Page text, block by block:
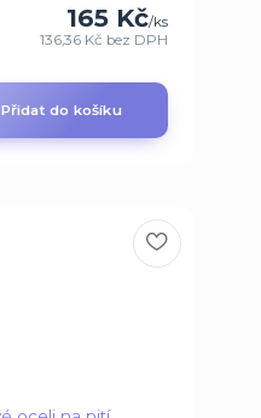
165 Kč/ks
136,36 Kč bez DPH
Přidat do košíku